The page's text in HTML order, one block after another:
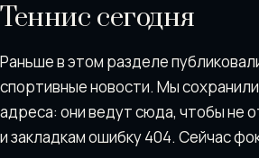
Теннис сегодня
Раньше в этом разделе
спортивные новости. Мы
адреса: они ведут сюда, чтобы не
и закладкам ошибку 404. Сейчас